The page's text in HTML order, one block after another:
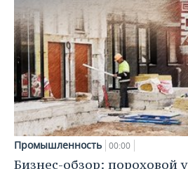
Промышленность 00:00
Бизнес-обзор: пороховой